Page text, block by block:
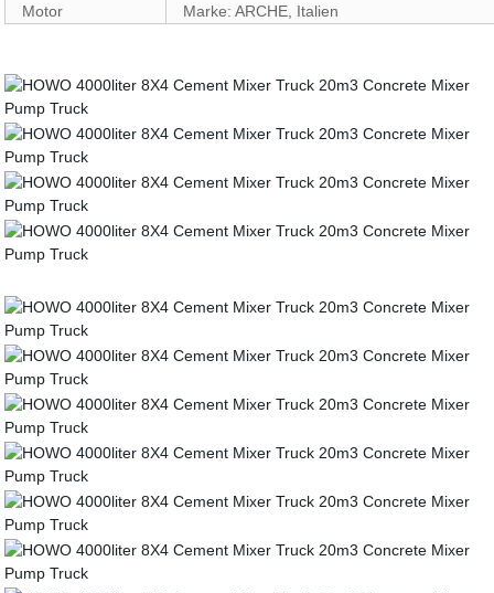
Motor Marke: ARCHE, Italien